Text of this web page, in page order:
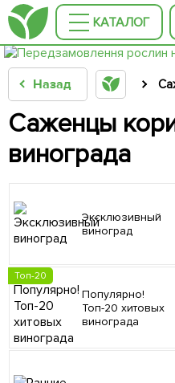
КАТАЛОГ
Назад
Саженцы
винограда
Эксклюзивный
виноград
Топ-20
Популярно!
Топ-20 хитовых
винограда